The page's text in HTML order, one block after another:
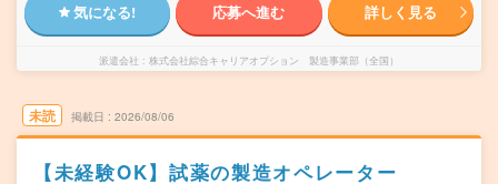
気になる! 応募へ進む 詳しく見る
派遣会社 株式会社綜合キャリアオプション 製造事業部（全国）
未読 掲載日 2026/08/06
【未経験OK】試薬の製造オペレーター